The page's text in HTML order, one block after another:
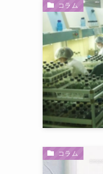
コラム
コラム